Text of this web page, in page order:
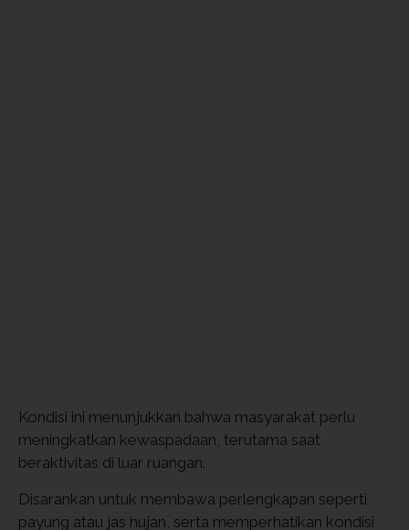
Kondisi ini menunjukkan bahwa masyarakat perlu
meningkatkan kewaspadaan, terutama saat
beraktivitas di luar ruangan.
Disarankan untuk membawa perlengkapan seperti
payung atau jas hujan, serta memperhatikan kondisi